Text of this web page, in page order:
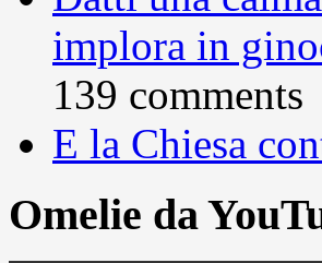
implora in
139 comments
E la Chiesa
Omelie da